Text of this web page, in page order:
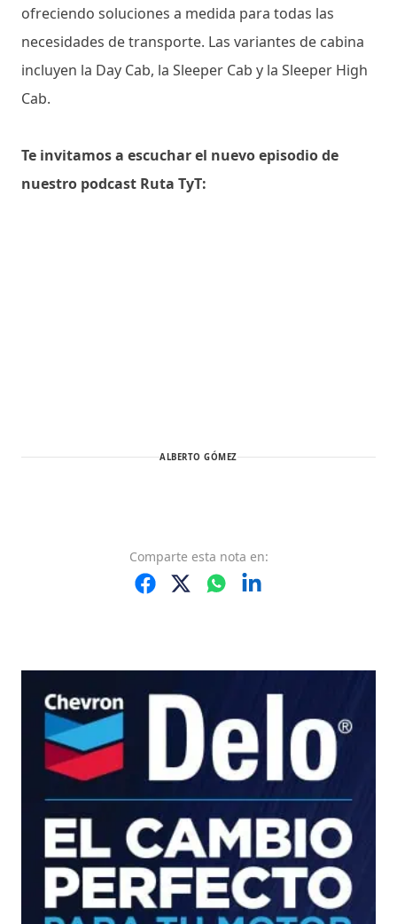
ofreciendo soluciones a medida para todas las
necesidades de transporte. Las variantes de cabina
incluyen la Day Cab, la Sleeper Cab y la Sleeper High
Cab.
Te invitamos a escuchar el nuevo episodio de
nuestro podcast Ruta TyT:
ALBERTO GÓMEZ
Comparte esta nota en: